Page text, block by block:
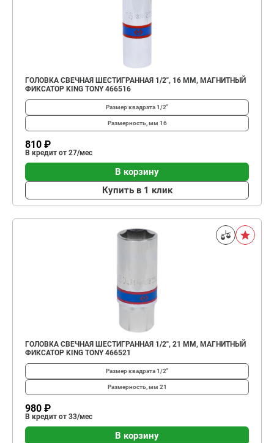
ГОЛОВКА СВЕЧНАЯ ШЕСТИГРАННАЯ 1/2", 16 ММ, МАГНИТНЫЙ
ФИКСАТОР KING TONY 466516
Размер квадрата1/2"
Размерность, мм 16
810 ₽
В кредит от 27/мес
В корзину
Купить в 1 клик
ГОЛОВКА СВЕЧНАЯ ШЕСТИГРАННАЯ 1/2", 21 ММ, МАГНИТНЫЙ
ФИКСАТОР KING TONY 466521
Размер квадрата1/2"
Размерность, мм 21
980 ₽
В кредит от 33/мес
В корзину